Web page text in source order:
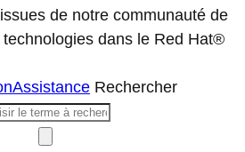
de notre communauté de
dans le Red Hat®
Assistance Rechercher